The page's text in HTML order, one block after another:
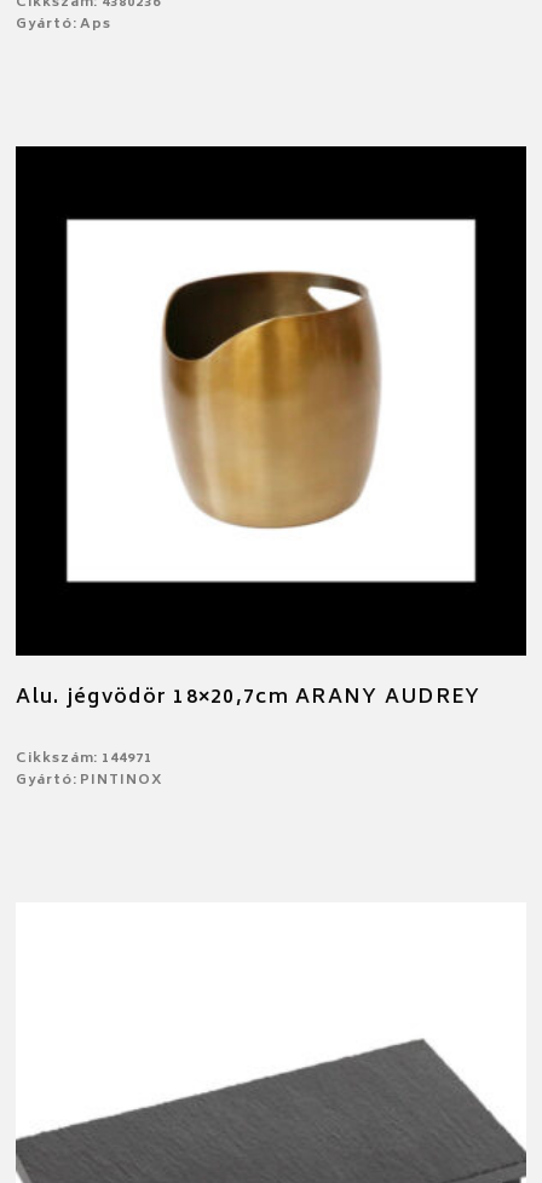
Gyártó: Aps
Alu. jégvödör 18×20,7cm ARANY AUDREY
Cikkszám: 144971
Gyártó: PINTINOX